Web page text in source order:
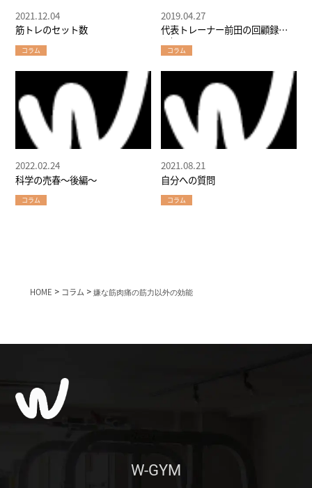
筋トレのセット数
2021.12.04
コラム
代表トレーナー前田の回顧録～
お知らせ～
2019.04.27
コラム
科学の売春～後編～
2022.02.24
コラム
自分への質問
2021.08.21
コラム
HOME > コラム > 嫌な筋肉痛の筋力以外の効能
W-GYM